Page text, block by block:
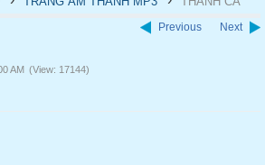
Previous Next
AM (View: 17144)